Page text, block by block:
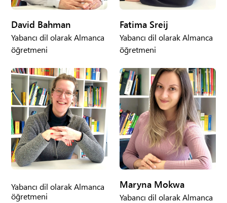
David Bahman
Yabancı dil olarak Almanca
öğretmeni
Fatima Sreij
Yabancı dil olarak Almanca
öğretmeni
Yabancı dil olarak Almanca
öğretmeni
Maryna Mokwa
Yabancı dil olarak Almanca